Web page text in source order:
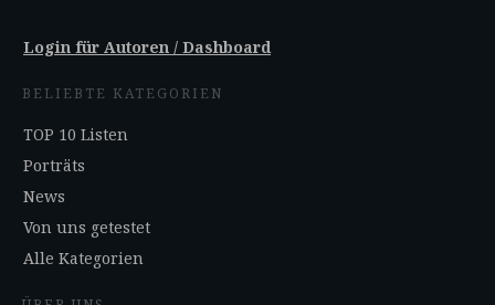
Login für Autoren / Dashboard
BELIEBTE KATEGORIEN
TOP 10 Listen
Porträts
News
Von uns getestet
Alle Kategorien